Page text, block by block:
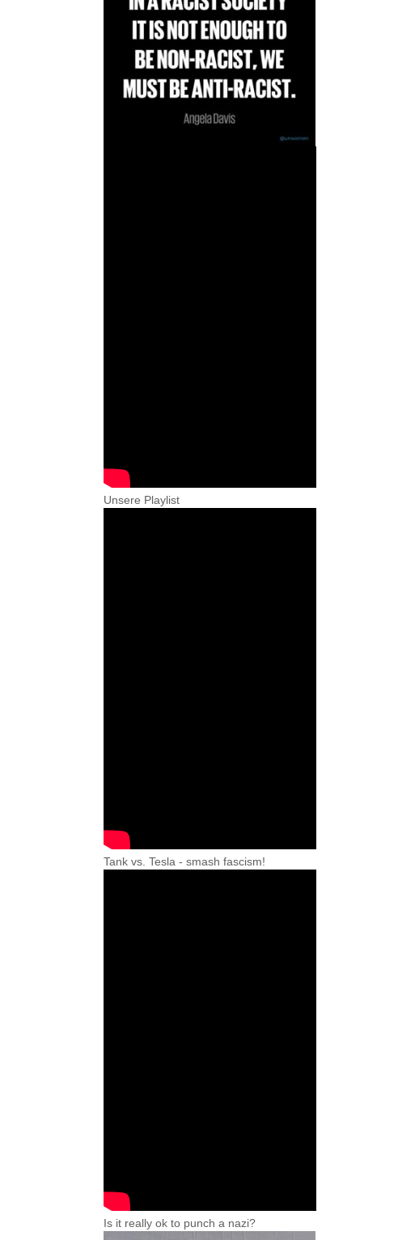
Unsere Playlist
Tank vs. Tesla - smash fascism!
Is it really ok to punch a nazi?